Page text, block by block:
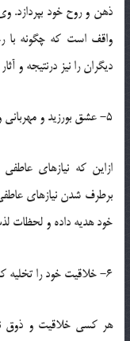
ذهن و روح خود بپردازد.
واقف است که چگونه با
ديگران را نيز درنتيجه و
5- عشق بورزيد و مهرباني و عاطفه هديه بگيريد:
ازاين که نيازهاي
برطرف شدن نيازهاي
خود هديه داده و لحظات
6- خلاقيت خود را تخليه کنيد:
هر کسي خلاقيت و ذوق